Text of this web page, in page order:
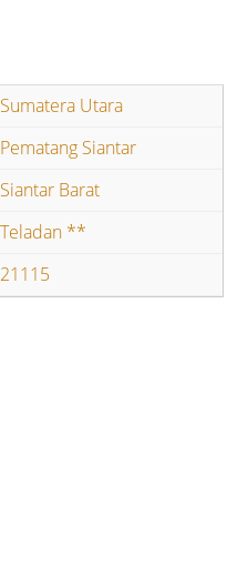
Sumatera Utara
Pematang Siantar
Siantar Barat
Teladan **
21115